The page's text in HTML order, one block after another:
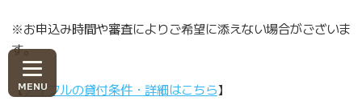
※お申込み時間や審査によりご希望に添えない場合がございま
す。
【アイフルの貸付条件・詳細はこちら】